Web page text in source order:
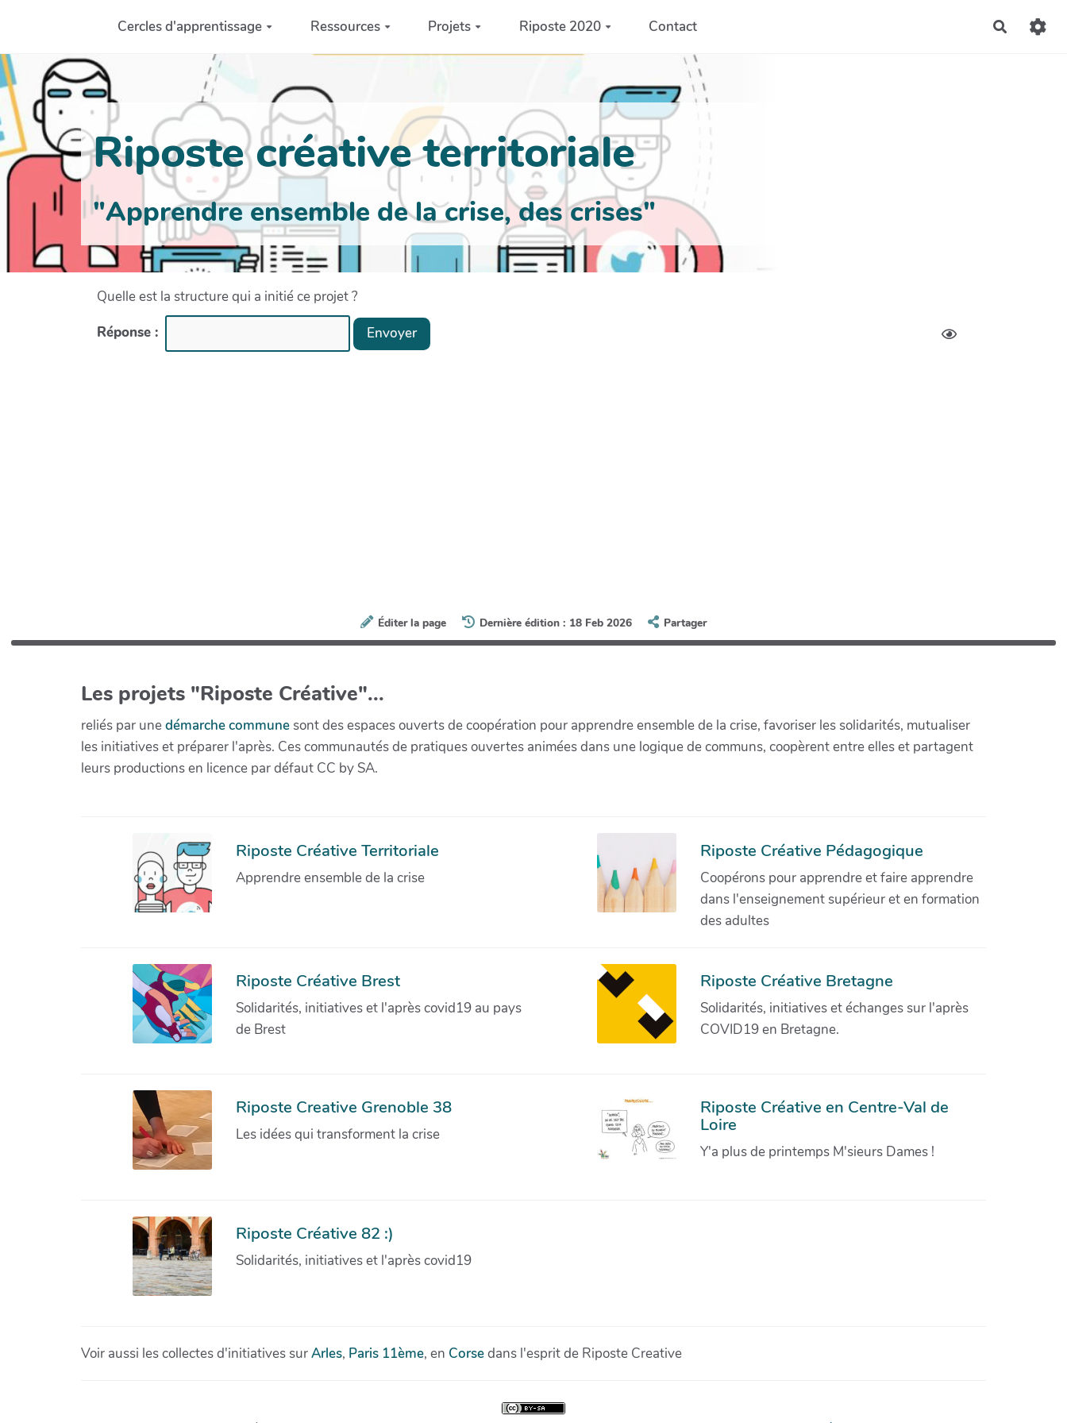
Aller au contenu principalCercles d'apprentissage Ressources Projets Riposte 2020 Contact
Riposte créative territoriale
"Apprendre ensemble de la crise, des crises"
Quelle est la structure qui a initié ce projet ?
Réponse :
Envoyer
Éditer la page Dernière édition : 18 Feb 2026 Partager
Les projets "Riposte Créative"...
reliés par unedémarche communesont des espaces ouverts de coopération pour apprendre ensemble de la crise, favoriser les solidarités, mutualiser
les initiatives et préparer l'après. Ces communautés de pratiques ouvertes animées dans une logique de communs, coopèrent entre elles et partagent
leurs productions en licence par défaut CC by SA.
Riposte Créative Territoriale
Apprendre ensemble de la crise
Riposte Créative Pédagogique
Coopérons pour apprendre et faire apprendre
dans l'enseignement supérieur et en formation
des adultes
Riposte Créative Brest
Solidarités, initiatives et l'après covid19 au pays
de Brest
Riposte Créative Bretagne
Solidarités, initiatives et échanges sur l'après
COVID19 en Bretagne.
Riposte Creative Grenoble 38
Les idées qui transforment la crise
Riposte Créative en Centre-Val de
Loire
Y'a plus de printemps M'sieurs Dames !
Riposte Créative 82 :)
Solidarités, initiatives et l'après covid19
Voir aussi les collectes d'initiatives surArles, Paris 11ème, en Corsedans l'esprit de Riposte Creative